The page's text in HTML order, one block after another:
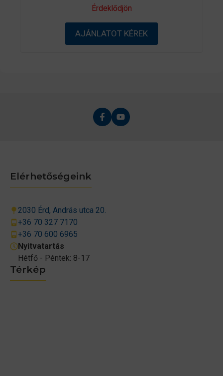
0
a
-
ő
Érdeklődjön
AJÁNLATOT KÉREK
Térkép
Elérhetőségeink
2030 Érd, András utca 20.
+36 70 327 7170
+36 70 600 6965
Nyitvatartás
Hétfő - Péntek: 8-17